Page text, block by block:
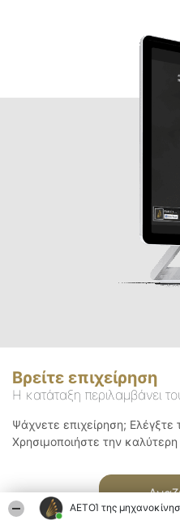
ΑΕΤΟΊ της
Βρείτε επιχείρηση
Η κατάταξη περιλαμβάνει
Ψάχνετε επιχείρηση;
Χρησιμοποιήστε την